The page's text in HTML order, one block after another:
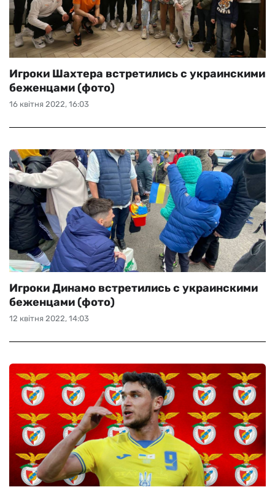
16 квітня 2022, 16:03
Игроки Шахтера встретились с украинскими
беженцами (фото)
12 квітня 2022, 14:03
Игроки Динамо встретились с украинскими
беженцами (фото)